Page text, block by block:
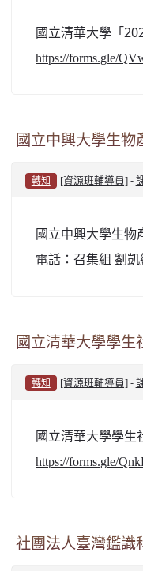
國立清華大學「
https://forms.gle/
國立中興大學生
轉知 [資源班輔導員]-
國立中興大學生
電話：召集組 劉
國立清華大學學生
轉知 [資源班輔導員]-
國立清華大學學生
https://forms.gle/
社團法人臺灣鑑識